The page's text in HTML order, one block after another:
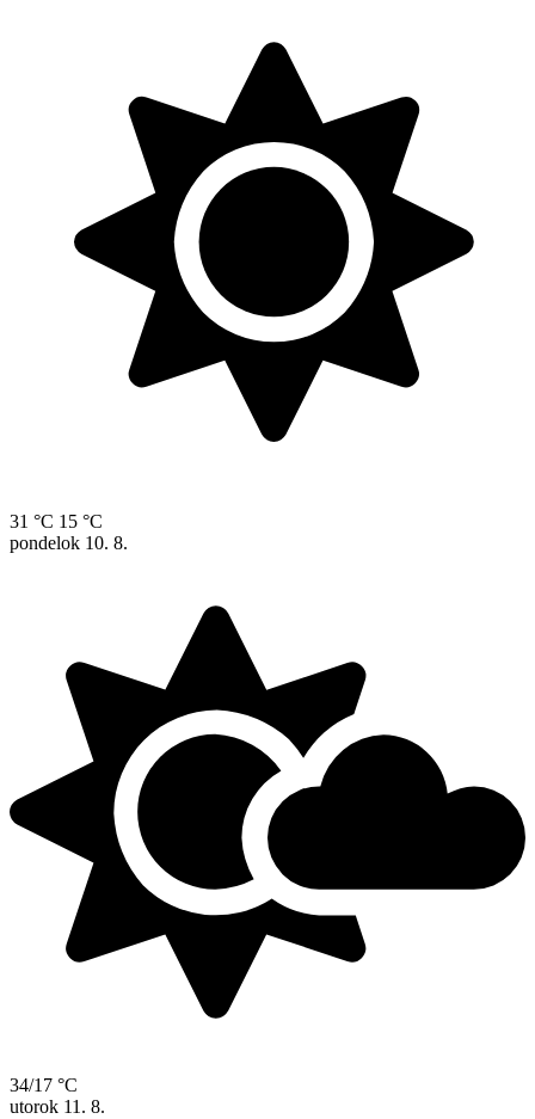
31 °C 15 °C
pondelok 10. 8.
34/17 °C
utorok 11. 8.